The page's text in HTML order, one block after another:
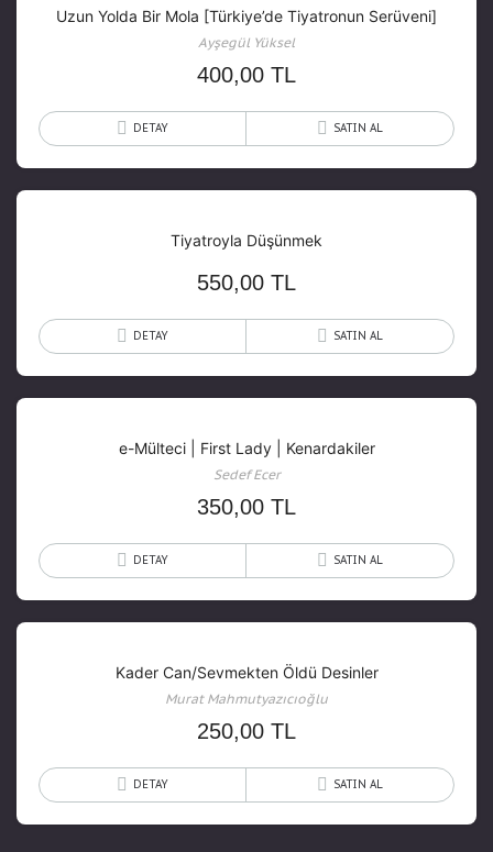
Uzun Yolda Bir Mola [Türkiye’de Tiyatronun Serüveni]
Ayşegül Yüksel
400,00 TL
DETAY SATIN AL
Tiyatroyla Düşünmek
550,00 TL
DETAY SATIN AL
e-Mülteci | First Lady | Kenardakiler
Sedef Ecer
350,00 TL
DETAY SATIN AL
Kader Can/Sevmekten Öldü Desinler
Murat Mahmutyazıcıoğlu
250,00 TL
DETAY SATIN AL